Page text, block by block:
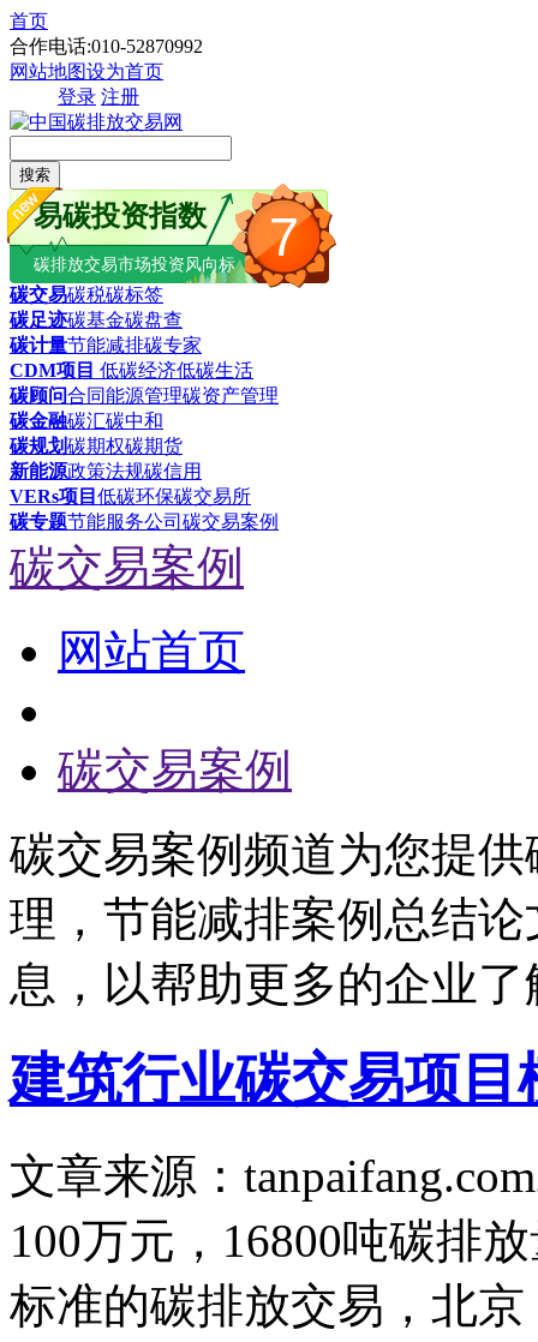
首页
合作电话:010-52870992
网站地图设为首页
登录 注册
搜索
7
易碳投资指数
碳排放交易市场投资风向标
碳交易碳税碳标签
碳足迹碳基金碳盘查
碳计量节能减排碳专家
CDM项目 低碳经济低碳生活
碳顾问合同能源管理碳资产管理
碳金融碳汇碳中和
碳规划碳期权碳期货
新能源政策法规碳信用
VERs项目 低碳环保碳交易所
碳专题节能服务公司 碳交易案例
碳交易案例
网站首页
碳交易案例
碳交易案例频道为您提
理，节能减排案例总结
息，以帮助更多的企业
建筑行业碳交易项
文章来源：tanpaifang.com
100万元，16800吨碳排
标准的碳排放交易，北